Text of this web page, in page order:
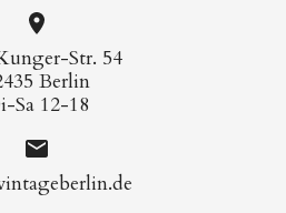
Str. 54
Berlin
Sa 12-18